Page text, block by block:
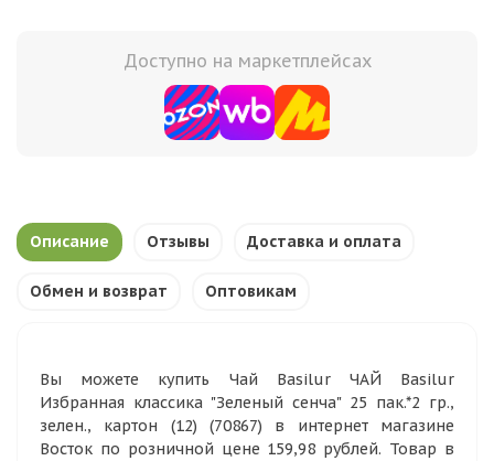
Доступно на маркетплейсах
Описание Отзывы Доставка и оплата
Обмен и возврат Оптовикам
Вы можете купить Чай Basilur ЧАЙ Basilur
Избранная классика "Зеленый сенча" 25 пак.*2 гр.,
зелен., картон (12) (70867) в интернет магазине
Восток по розничной цене 159,98 рублей. Товар в